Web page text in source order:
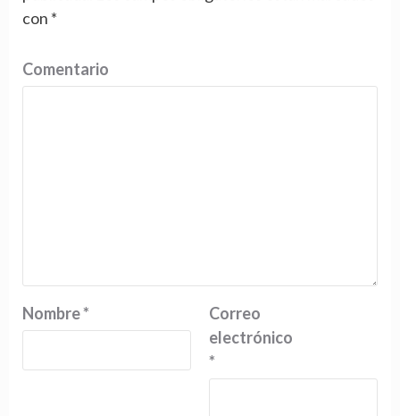
con *
Comentario
Nombre*
Correo
electrónico
*